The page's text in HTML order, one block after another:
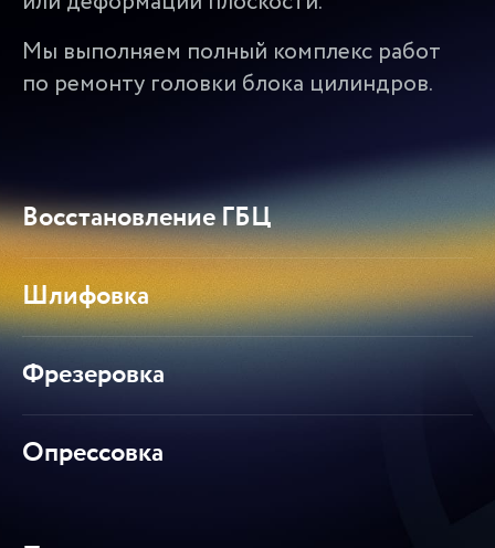
Мы выполняем полный комплекс работ
по ремонту головки блока цилиндров.
Восстановление ГБЦ
Шлифовка
Фрезеровка
Опрессовка